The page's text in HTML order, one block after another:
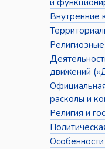
и
Внутренние
движений
расколы и
Религия и